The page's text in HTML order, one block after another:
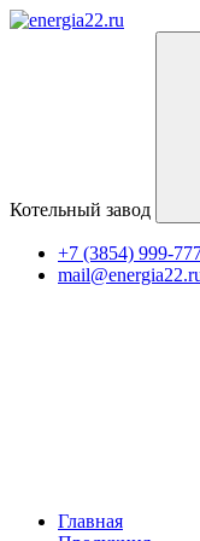
Котельный завод
+7 (3854) 999-
Главная